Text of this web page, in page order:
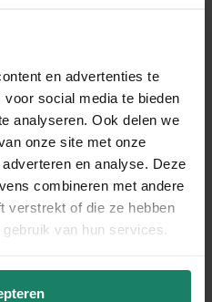
en advertenties te
social media te bieden
analyseren. Ook delen we
onze site met onze
en analyse. Deze
combineren met andere
verstrekt of die ze hebben
van hun services.